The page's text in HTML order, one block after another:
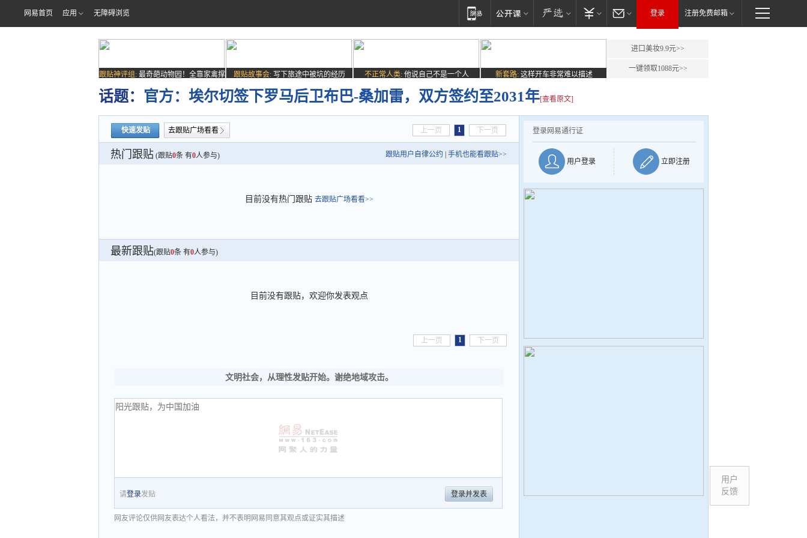
网易首页 应用 无障碍浏览 登录 注册免费邮箱
跟贴神评组: 最奇葩动物园！全靠家禽撑
场子
跟贴故事会: 写下旅途中被坑的经历 不正常人类: 他说自己不是一个人 新套路: 这样开车非常难以描述
进口美妆9.9元>>
一键领取1088元>>
话题： 官方：埃尔切签下罗马后卫布巴-桑加雷，双方签约至2031年[查看原文]
快速发贴 去跟贴广场看看 上一页 1 下一页
热门跟贴 (跟贴0条 有0人参与) 跟贴用户自律公约 手机也能看跟贴>>
目前没有热门跟贴 去跟贴广场看看>>
最新跟贴(跟贴0条 有0人参与)
目前没有跟贴，欢迎你发表观点
上一页 1 下一页
文明社会，从理性发贴开始。谢绝地域攻击。
请登录发贴 登录并发表
网友评论仅供网友表达个人看法，并不表明网易同意其观点或证实其描述
登录网易通行证
用户登录 立即注册
用户
反馈